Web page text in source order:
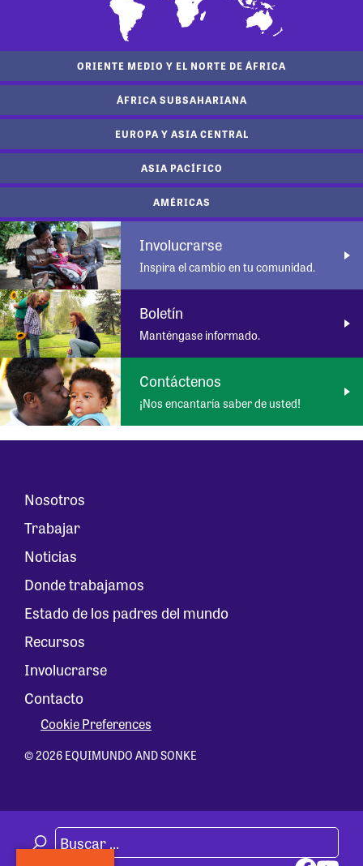
ORIENTE MEDIO Y EL NORTE DE ÁFRICA
ÁFRICA SUBSAHARIANA
EUROPA Y ASIA CENTRAL
ASIA PACÍFICO
AMÉRICAS
Involucrarse
Inspira el cambio en tu comunidad.
Boletín
Manténgase informado.
Contáctenos
¡Nos encantaría saber de usted!
Nosotros
Trabajar
Noticias
Donde trabajamos
Estado de los padres del mundo
Recursos
Involucrarse
Contacto
Cookie Preferences
© 2026 EQUIMUNDO AND SONKE